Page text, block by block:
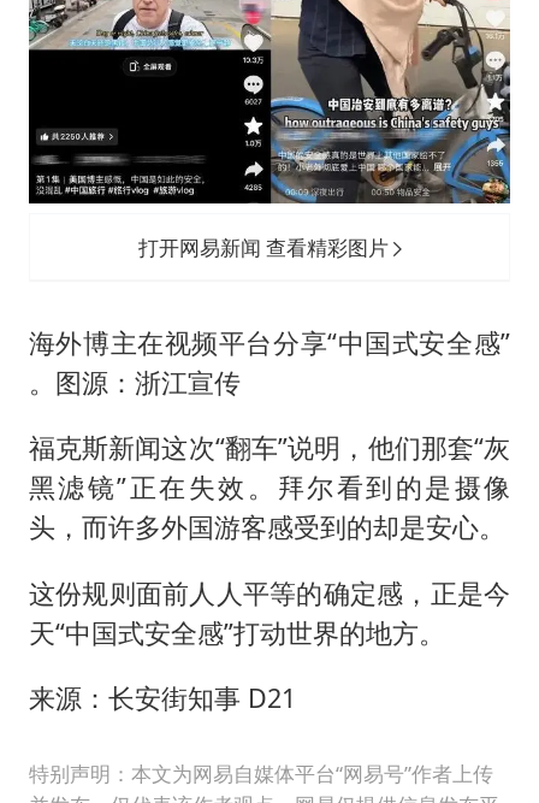
打开网易新闻 查看精彩图片
海外博主在视频平台分享“中国式安全感”
。图源：浙江宣传
福克斯新闻这次“翻车”说明，他们那套“灰
黑滤镜”正在失效。拜尔看到的是摄像
头，而许多外国游客感受到的却是安心。
这份规则面前人人平等的确定感，正是今
天“中国式安全感”打动世界的地方。
来源：长安街知事 D21
特别声明：本文为网易自媒体平台“网易号”作者上传